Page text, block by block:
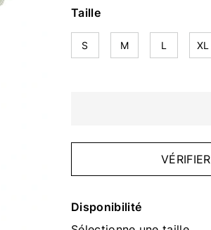
Taille
S M L XL
Disponibilité